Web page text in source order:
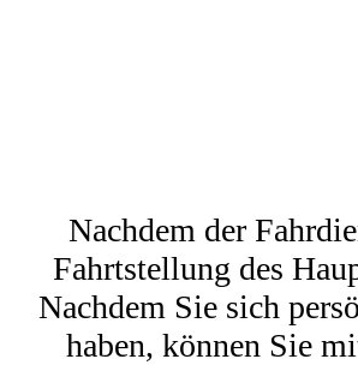
Nachdem der
Fahrtstellung des
Nachdem Sie sich
haben, können Sie